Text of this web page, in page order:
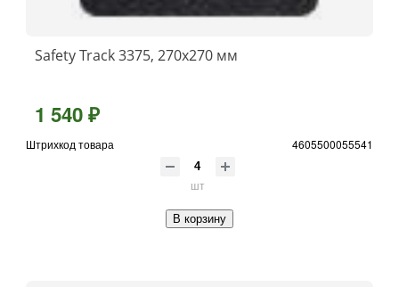
Safety Track 3375, 270x270 мм
1 540 ₽
Штрихкод товара 4605500055541
шт
В корзину